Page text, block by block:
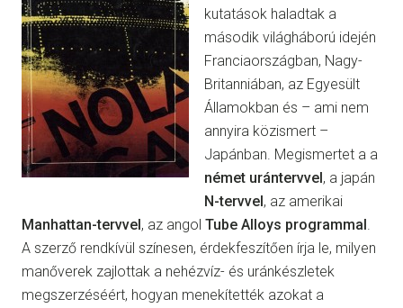
kutatások haladtak a
második világháború idején
Franciaországban, Nagy-
Britanniában, az Egyesült
Államokban és – ami nem
annyira közismert –
Japánban. Megismertet a a
német urántervvel, a japán
N-tervvel, az amerikai
Manhattan-tervvel, az angol Tube Alloys programmal
A szerző rendkívül színesen, érdekfeszítően írja le, milyen
manőverek zajlottak a nehézvíz- és uránkészletek
megszerzéséért, hogyan menekítették azokat a